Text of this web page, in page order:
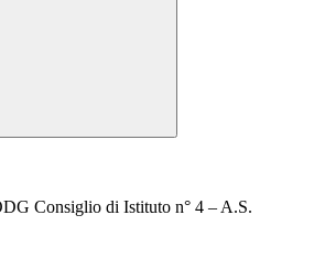
Consiglio di Istituto n° 4 – A.S.